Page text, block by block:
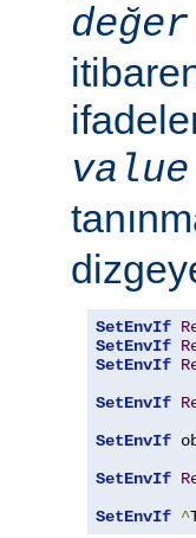
değer
value
SetEnvIf
SetEnvIf
SetEnvIf
SetEnvIf
SetEnvIf
SetEnvIf
SetEnvIf ^